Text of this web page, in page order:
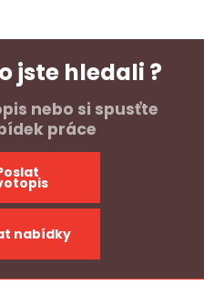
jste hledali ?
nebo si spusťte
práce
nabídky